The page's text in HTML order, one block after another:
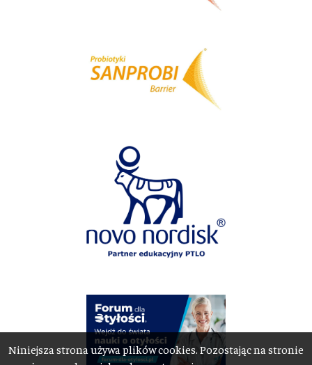
Niniejsza strona używa plików cookies. Pozostając na stronie